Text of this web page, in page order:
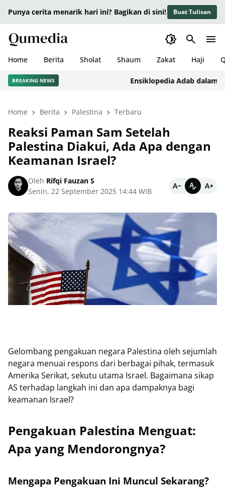
Punya cerita menarik hari ini? Bagikan di sini! Buat Tulisan
Home Berita Sholat Shaum Zakat Haji
BREAKING NEWS Ensiklopedia Adab dalam
Home Berita Palestina Terbaru
Reaksi Paman Sam Setelah
Palestina Diakui, Ada Apa dengan
Keamanan Israel?
Oleh Rifqi Fauzan S
Senin, 22 September 2025 14:44 WIB
Gelombang pengakuan negara Palestina oleh sejumlah
negara menuai respons dari berbagai pihak, termasuk
Amerika Serikat, sekutu utama Israel. Bagaimana sikap
AS terhadap langkah ini dan apa dampaknya bagi
keamanan Israel?
Pengakuan Palestina Menguat:
Apa yang Mendorongnya?
Mengapa Pengakuan Ini Muncul Sekarang?